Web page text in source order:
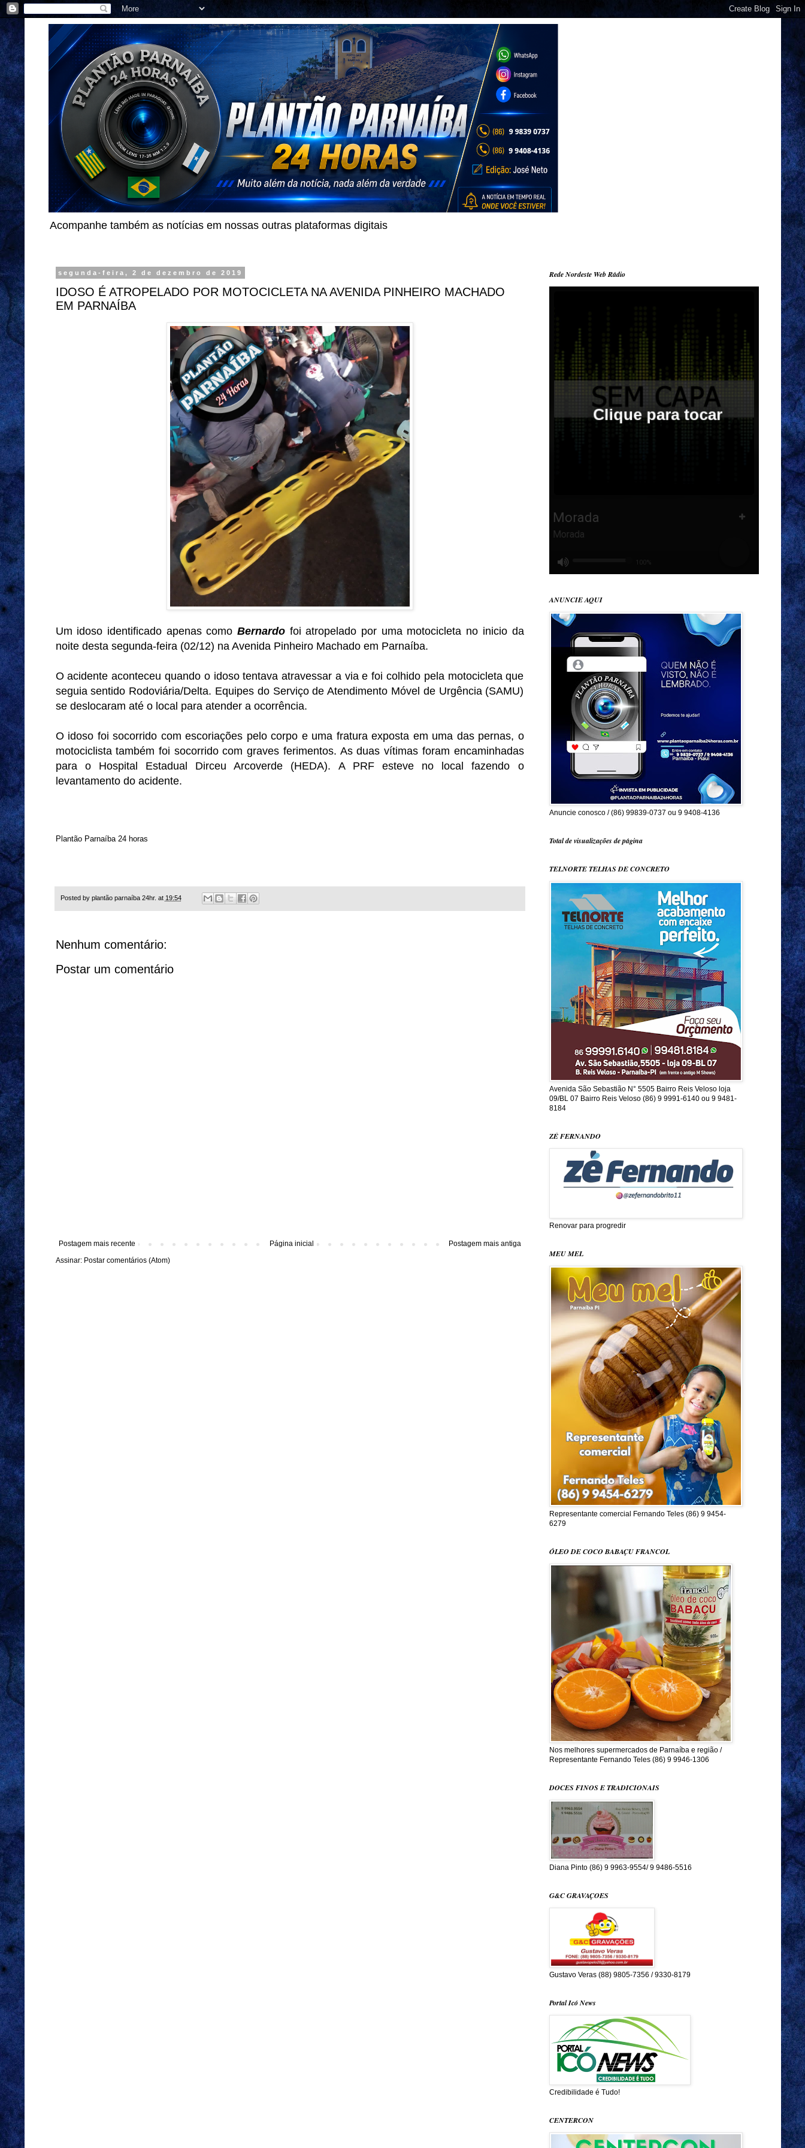
Acompanhe também as notícias em nossas outras plataformas digitais
segunda-feira, 2 de dezembro de 2019
IDOSO É ATROPELADO POR MOTOCICLETA NA AVENIDA PINHEIRO MACHADO
EM PARNAÍBA
Um idoso identificado apenas como Bernardo foi atropelado por uma motocicleta no inicio da
noite desta segunda-feira (02/12) na Avenida Pinheiro Machado em Parnaíba.
O acidente aconteceu quando o idoso tentava atravessar a via e foi colhido pela motocicleta que
seguia sentido Rodoviária/Delta. Equipes do Serviço de Atendimento Móvel de Urgência (SAMU)
se deslocaram até o local para atender a ocorrência.
O idoso foi socorrido com escoriações pelo corpo e uma fratura exposta em uma das pernas, o
motociclista também foi socorrido com graves ferimentos. As duas vítimas foram encaminhadas
para o Hospital Estadual Dirceu Arcoverde (HEDA). A PRF esteve no local fazendo o
levantamento do acidente.
Plantão Parnaíba 24 horas
Posted by plantão parnaíba 24hr. at 19:54
Nenhum comentário:
Postar um comentário
Postagem mais recente Postagem mais antiga
Página inicial
Assinar: Postar comentários (Atom)
Rede Nordeste Web Rádio
ANUNCIE AQUI
Anuncie conosco / (86) 99839-0737 ou 9 9408-4136
Total de visualizações de página
TELNORTE TELHAS DE CONCRETO
Avenida São Sebastião N° 5505 Bairro Reis Veloso loja
09/BL 07 Bairro Reis Veloso (86) 9 9991-6140 ou 9 9481-
8184
ZÉ FERNANDO
Renovar para progredir
MEU MEL
Representante comercial Fernando Teles (86) 9 9454-
6279
ÓLEO DE COCO BABAÇU FRANCOL
Nos melhores supermercados de Parnaíba e região /
Representante Fernando Teles (86) 9 9946-1306
DOCES FINOS E TRADICIONAIS
Diana Pinto (86) 9 9963-9554/ 9 9486-5516
G&C GRAVAÇOES
Gustavo Veras (88) 9805-7356 / 9330-8179
Portal Icó News
Credibilidade é Tudo!
CENTERCON